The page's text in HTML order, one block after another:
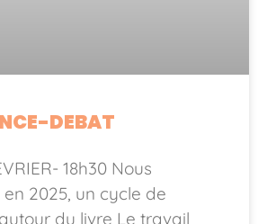
DEBAT
18h30 Nous
2025, un cycle de
du livre Le travail